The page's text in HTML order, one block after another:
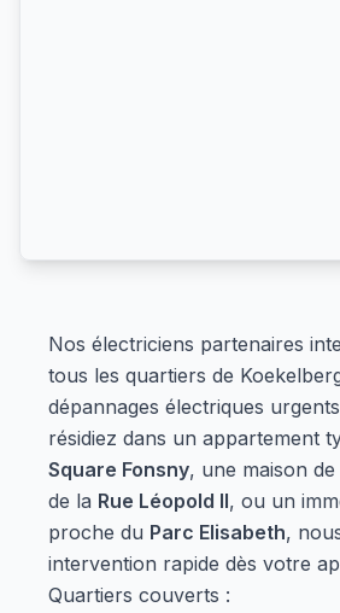
Nos électriciens partenaires
tous les quartiers de
dépannages électriques
résidiez dans un appartement
Square Fonsny, une maison
de la Rue Léopold II, ou un
proche du Parc Elisabeth,
intervention rapide dès votre
Quartiers couverts :